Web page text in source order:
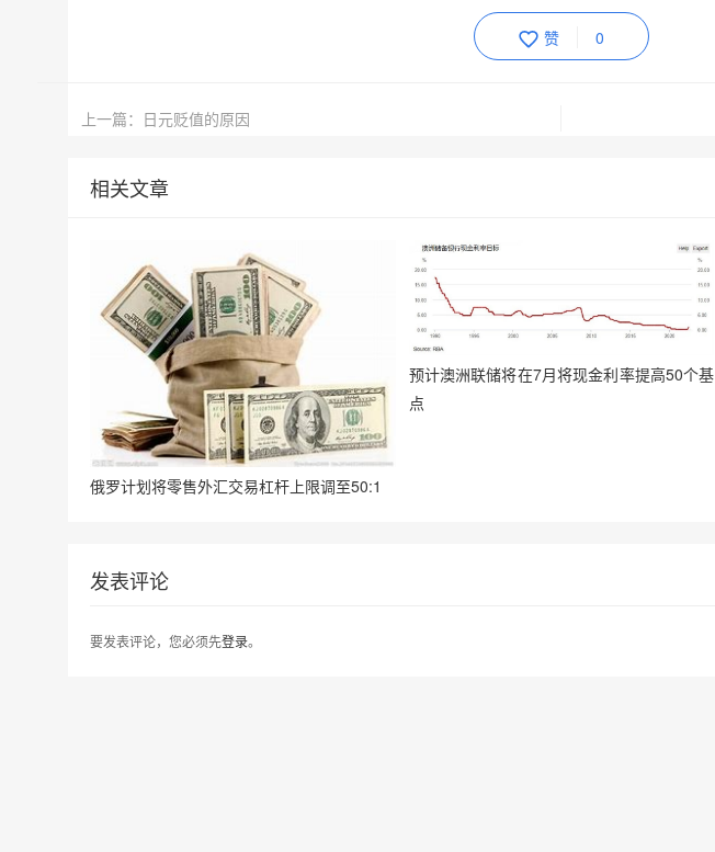
赞 0
上一篇：日元贬值的原因
相关文章
俄罗计划将零售外汇交易杠杆上限调至50:1
预计澳洲联储将在7月将现金利率提高50个基
点
发表评论
要发表评论，您必须先登录。